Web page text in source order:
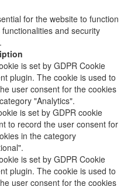
for the website to function
and security
is set by GDPR Cookie
plugin. The cookie is used to
user consent for the cookies
"Analytics".
is set by GDPR cookie
to record the user consent for
in the category
is set by GDPR Cookie
plugin. The cookie is used to
user consent for the cookies